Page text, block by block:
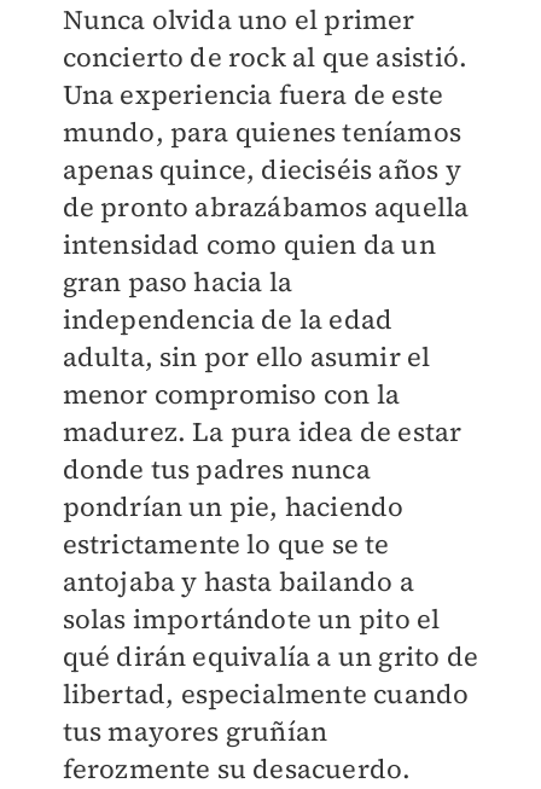
Nunca olvida uno el primer
concierto de rock al que asistió.
Una experiencia fuera de este
mundo, para quienes teníamos
apenas quince, dieciséis años y
de pronto abrazábamos aquella
intensidad como quien da un
gran paso hacia la
independencia de la edad
adulta, sin por ello asumir el
menor compromiso con la
madurez. La pura idea de estar
donde tus padres nunca
pondrían un pie, haciendo
estrictamente lo que se te
antojaba y hasta bailando a
solas importándote un pito el
qué dirán equivalía a un grito de
libertad, especialmente cuando
tus mayores gruñían
ferozmente su desacuerdo.